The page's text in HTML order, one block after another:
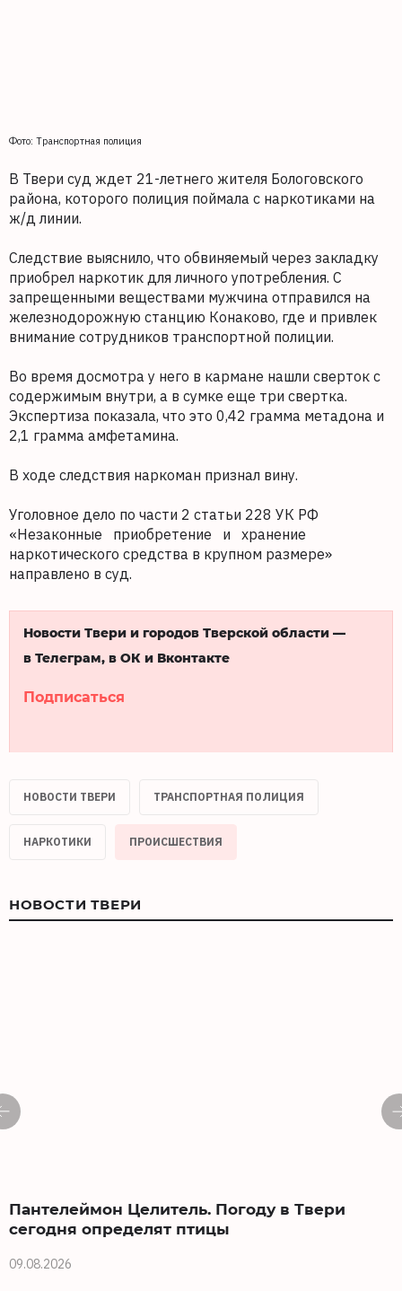
Фото: Транспортная полиция
В Твери суд ждет 21-летнего жителя Бологовского
района, которого полиция поймала с наркотиками на
ж/д линии.
Следствие выяснило, что обвиняемый через закладку
приобрел наркотик для личного употребления. С
запрещенными веществами мужчина отправился на
железнодорожную станцию Конаково, где и привлек
внимание сотрудников транспортной полиции.
Во время досмотра у него в кармане нашли сверток с
содержимым внутри, а в сумке еще три свертка.
Экспертиза показала, что это 0,42 грамма метадона и
2,1 грамма амфетамина.
В ходе следствия наркоман признал вину.
Уголовное дело по части 2 статьи 228 УК РФ
«Незаконные приобретение и хранение
наркотического средства в крупном размере»
направлено в суд.
Новости Твери и городов Тверской области —
в Телеграм, в ОК и Вконтакте
Подписаться
НОВОСТИ ТВЕРИ ТРАНСПОРТНАЯ ПОЛИЦИЯ
НАРКОТИКИ ПРОИСШЕСТВИЯ
НОВОСТИ ТВЕРИ
Пантелеймон Целитель. Погоду в Твери
сегодня определят птицы
09.08.2026